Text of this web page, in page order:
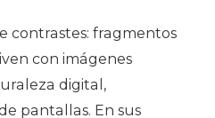
contrastes: fragmentos
con imágenes
digital,
pantallas. En sus